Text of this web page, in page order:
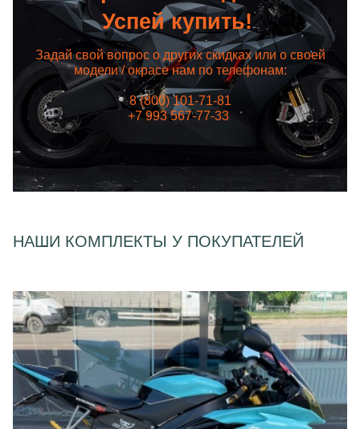
Успей купить!
Задай свой вопрос о других скидках или о своей
модели / окрасе нам по телефонам:
8 (800) 101-71-81
+7 993 567-77-33
НАШИ КОМПЛЕКТЫ У ПОКУПАТЕЛЕЙ